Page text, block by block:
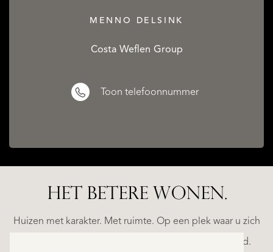
MENNO DELSINK
Costa Weflen Group
Toon telefoonnummer
HET BETERE WONEN.
Huizen met karakter. Met ruimte. Op een plek waar u zich
helemaal thuis voelt. Ontdek ons exclusieve aanbod.
ALICANTE
RUAYA